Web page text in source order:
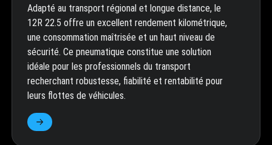
Adapté au transport régional et longue distance, le
12R 22.5 offre un excellent rendement kilométrique,
une consommation maîtrisée et un haut niveau de
sécurité. Ce pneumatique constitue une solution
idéale pour les professionnels du transport
recherchant robustesse, fiabilité et rentabilité pour
leurs flottes de véhicules.